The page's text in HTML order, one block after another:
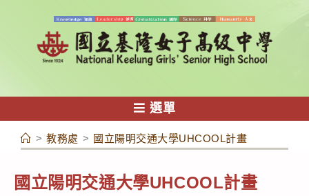
容
選單
> 教務處 > 國立陽明交通大學UHCOOL計畫
國立陽明交通大學UHCOOL計畫